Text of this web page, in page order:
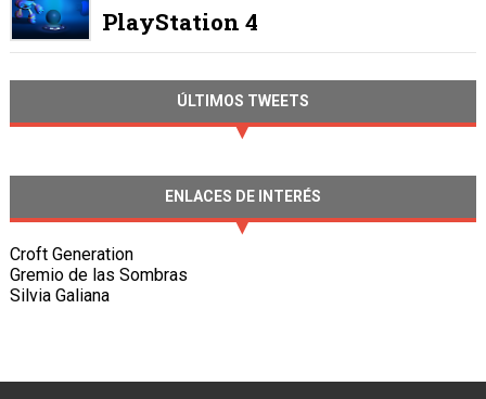
PlayStation 4
ÚLTIMOS TWEETS
ENLACES DE INTERÉS
Croft Generation
Gremio de las Sombras
Silvia Galiana